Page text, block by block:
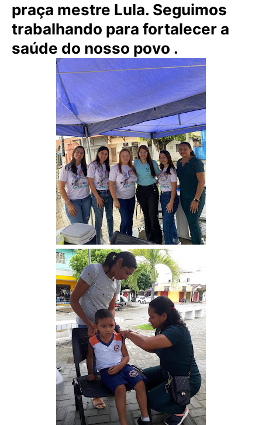
praça mestre Lula. Seguimos
trabalhando para fortalecer a
saúde do nosso povo .